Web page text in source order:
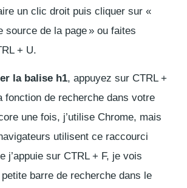
un clic droit puis cliquer sur «
source de la page » ou faites
+ U.
la balise h1, appuyez sur CTRL +
fonction de recherche dans votre
une fois, j’utilise Chrome, mais
utilisent ce raccourci
j’appuie sur CTRL + F, je vois
barre de recherche dans le